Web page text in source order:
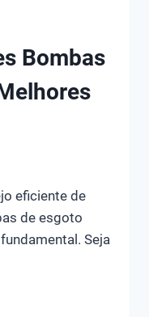
Bombas
eficiente de
de esgoto
Seja